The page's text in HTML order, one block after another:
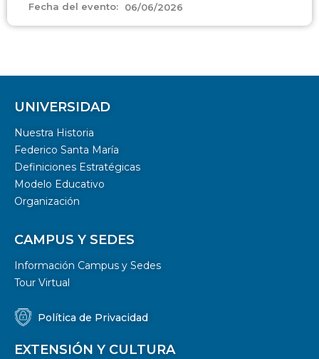
Fecha del evento: 06/06/2026
UNIVERSIDAD
Nuestra Historia
Federico Santa María
Definiciones Estratégicas
Modelo Educativo
Organización
CAMPUS Y SEDES
Información Campus y Sedes
Tour Virtual
Política de Privacidad
EXTENSIÓN Y CULTURA